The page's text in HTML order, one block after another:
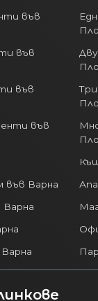
във
във
във
във
във Варна
Варна